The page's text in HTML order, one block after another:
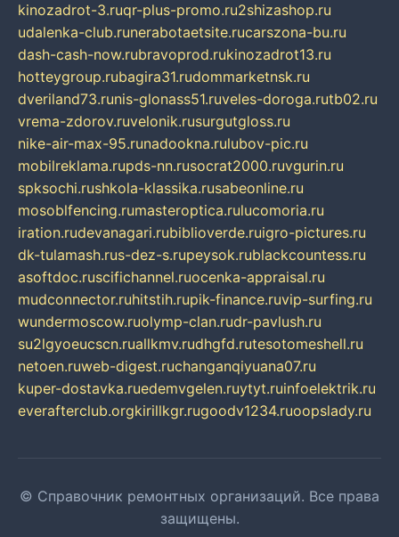
kinozadrot-3.ruqr-plus-promo.ru2shizashop.ru
udalenka-club.runerabotaetsite.rucarszona-bu.ru
dash-cash-now.rubravoprod.rukinozadrot13.ru
hotteygroup.rubagira31.rudommarketnsk.ru
dveriland73.runis-glonass51.ruveles-doroga.rutb02.ru
vrema-zdorov.ruvelonik.rusurgutgloss.ru
nike-air-max-95.runadookna.rulubov-pic.ru
mobilreklama.rupds-nn.rusocrat2000.ruvgurin.ru
spksochi.rushkola-klassika.rusabeonline.ru
mosoblfencing.rumasteroptica.rulucomoria.ru
iration.rudevanagari.rubiblioverde.ruigro-pictures.ru
dk-tulamash.rus-dez-s.rupeysok.rublackcountess.ru
asoftdoc.ruscifichannel.ruocenka-appraisal.ru
mudconnector.ruhitstih.rupik-finance.ruvip-surfing.ru
wundermoscow.ruolymp-clan.rudr-pavlush.ru
su2lgyoeucscn.ruallkmv.rudhgfd.rutesotomeshell.ru
netoen.ruweb-digest.ruchanganqiyuana07.ru
kuper-dostavka.ruedemvgelen.ruytyt.ruinfoelektrik.ru
everafterclub.orgkirillkgr.rugoodv1234.ruoopslady.ru
© Справочник ремонтных организаций. Все права
защищены.